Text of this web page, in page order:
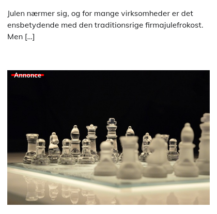
Julen nærmer sig, og for mange virksomheder er det
ensbetydende med den traditionsrige firmajulefrokost.
Men […]
Annonce